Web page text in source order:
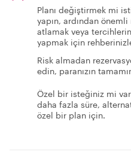
Planı değiştirmek mi
yapın, ardından
atlamak veya
yapmak için
Risk almadan
edin, paranızın
Özel bir isteğiniz mi
daha fazla süre,
özel bir plan için.